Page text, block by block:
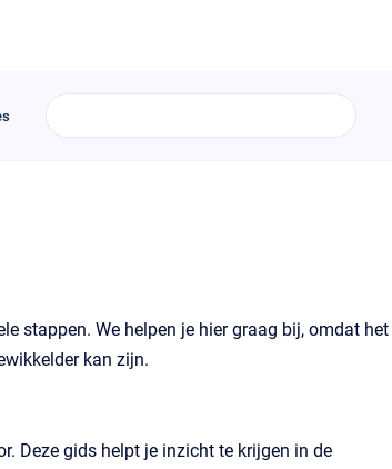
stappen. We helpen je hier graag bij, omdat het
kan zijn.
Deze gids helpt je inzicht te krijgen in de